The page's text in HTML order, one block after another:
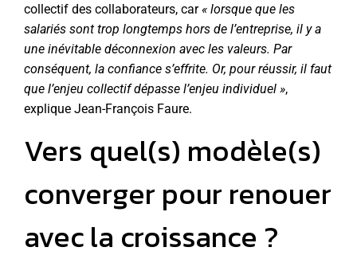
collectif des collaborateurs, car« lorsque que les
salariés sont trop longtemps hors de l’entreprise, il y a
une inévitable déconnexion avec les valeurs. Par
conséquent, la confiance s’effrite. Or, pour réussir, il faut
que l’enjeu collectif dépasse l’enjeu individuel »,
explique Jean-François Faure.
Vers quel(s) modèle(s)
converger pour renouer
avec la croissance ?